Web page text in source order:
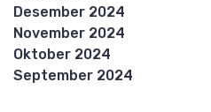
Desember 2024
November 2024
Oktober 2024
September 2024